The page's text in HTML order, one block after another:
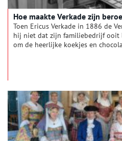
Hoe maakte Verkade zijn
Toen Ericus Verkade in 1886 de
hij niet dat zijn familiebedrijf ooit
om de heerlijke koekjes en
gemaakt? Om dat uit te vinden,
de Verkade Experience in het